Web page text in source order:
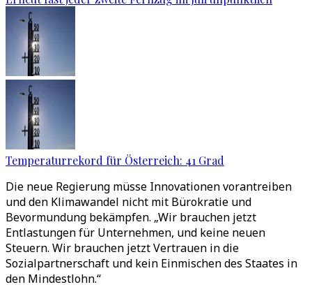
Temperaturrekord für Österreich: 41 Grad
Die neue Regierung müsse Innovationen vorantreiben
und den Klimawandel nicht mit Bürokratie und
Bevormundung bekämpfen. „Wir brauchen jetzt
Entlastungen für Unternehmen, und keine neuen
Steuern. Wir brauchen jetzt Vertrauen in die
Sozialpartnerschaft und kein Einmischen des Staates in
den Mindestlohn.“